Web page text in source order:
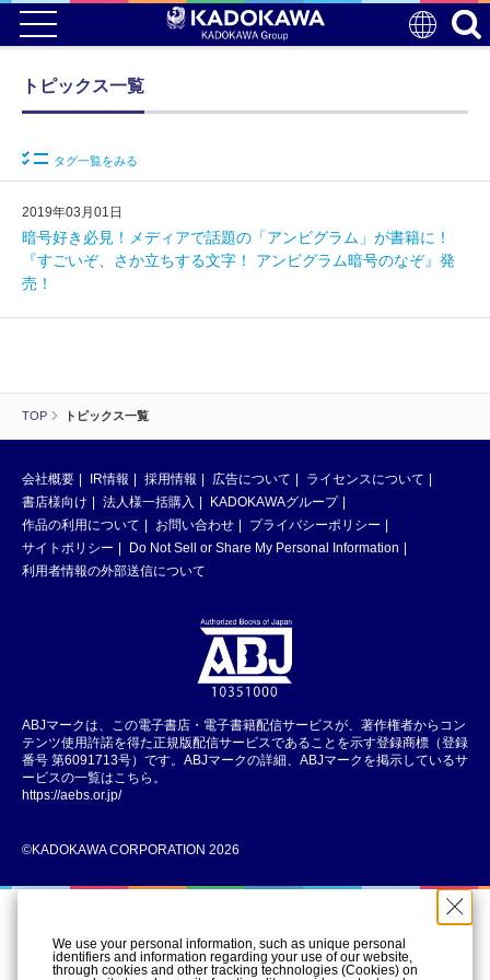
TOP トピックス一覧
トピックス一覧
タグ一覧をみる
2019年03月01日
暗号好き必見！メディアで話題の「アンビグラム」が書籍に！
『すごいぞ、さか立ちする文字！ アンビグラム暗号のなぞ』発
売！
会社概要 IR情報 採用情報 広告について
ライセンスについて
書店様向け
法人様一括購入
KADOKAWAグループ
作品の利用について
お問い合わせ
プライバシーポリシー
サイトポリシー
Do Not Sell or Share My Personal Information
利用者情報の外部送信について
ABJマークは、この電子書店・電子書籍配信サービスが、著作権者からコン
テンツ使用許諾を得た正規版配信サービスであることを示す登録商標（登録
番号 第6091713号）です。ABJマークの詳細、ABJマークを掲示しているサ
ービスの一覧はこちら。
https://aebs.or.jp/
©KADOKAWA CORPORATION 2026
We use your personal information, such as unique personal
identifiers and information regarding your use of our website,
through cookies and other tracking technologies (Cookies) on